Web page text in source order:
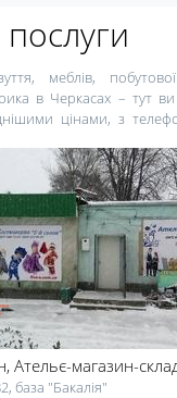
меблів,
в Черкасах – тут
цінами, з
так і тих,
сантехніка,
з квартири можуть
так і в звичайний день.
одна популярна в наш
в Черкасах? Звертайте
відгуки клієнтів. Крім
роздягалень і хороше
взуття має
ремонтні майстерні,
і взуття в Черкасах.
і матраців, як
, Ательє-магазин-
база "Бакалія"